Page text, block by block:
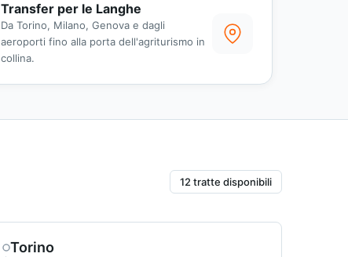
Transfer per le Langhe
Da Torino, Milano, Genova e dagli
aeroporti fino alla porta dell'agriturismo in
collina.
12 tratte disponibili
Torino